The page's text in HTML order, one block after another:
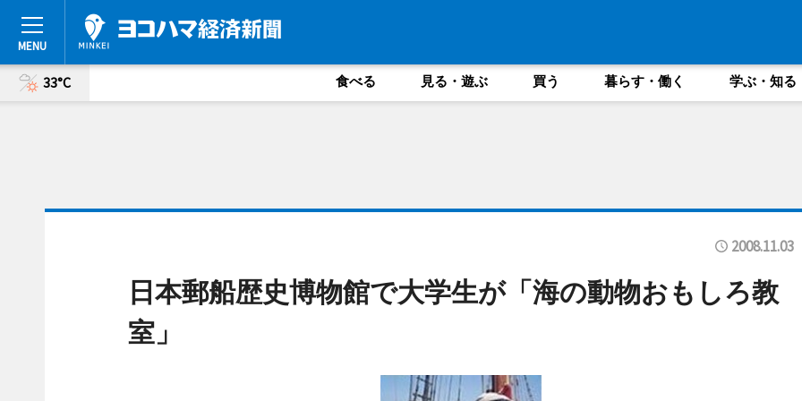
33°C 食べる 見る・遊ぶ 買う 暮らす・働く 学ぶ・知る
2008.11.03
日本郵船歴史博物館で大学生が「海の動物おもしろ教
室」